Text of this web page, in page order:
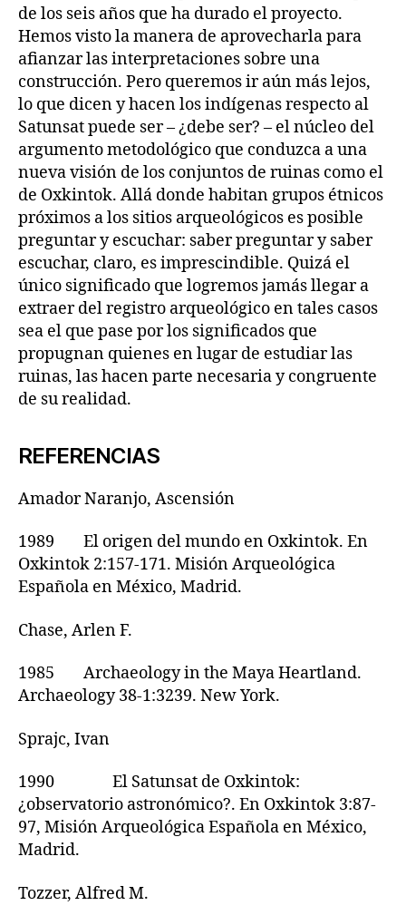
de los seis años que ha durado el proyecto.
Hemos visto la manera de aprovecharla para
afianzar las interpretaciones sobre una
construcción. Pero queremos ir aún más lejos,
lo que dicen y hacen los indígenas respecto al
Satunsat puede ser – ¿debe ser? – el núcleo del
argumento metodológico que conduzca a una
nueva visión de los conjuntos de ruinas como el
de Oxkintok. Allá donde habitan grupos étnicos
próximos a los sitios arqueológicos es posible
preguntar y escuchar: saber preguntar y saber
escuchar, claro, es imprescindible. Quizá el
único significado que logremos jamás llegar a
extraer del registro arqueológico en tales casos
sea el que pase por los significados que
propugnan quienes en lugar de estudiar las
ruinas, las hacen parte necesaria y congruente
de su realidad.
REFERENCIAS
Amador Naranjo, Ascensión
1989 El origen del mundo en Oxkintok. En
Oxkintok 2:157-171. Misión Arqueológica
Española en México, Madrid.
Chase, Arlen F.
1985 Archaeology in the Maya Heartland.
Archaeology 38-1:3239. New York.
Sprajc, Ivan
1990 El Satunsat de Oxkintok:
¿observatorio astronómico?. En Oxkintok 3:87-
97, Misión Arqueológica Española en México,
Madrid.
Tozzer, Alfred M.